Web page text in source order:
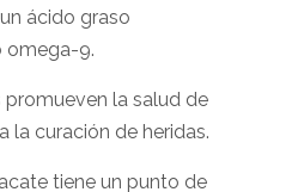
ácido graso
omega-9.
la salud de
la curación de heridas.
tiene un punto de